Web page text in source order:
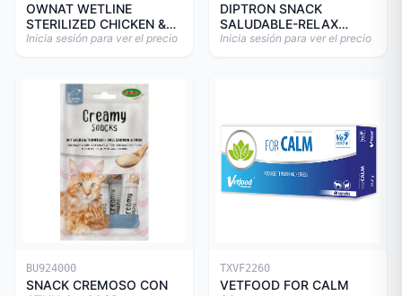
OWNAT WETLINE
STERILIZED CHICKEN &
TURKEY CAT 85gr
Inicia sesión para ver el precio
DIPTRON SNACK
SALUDABLE-RELAX
150GR
Inicia sesión para ver el precio
BU924000
SNACK CREMOSO CON
TXVF2260
VETFOOD FOR CALM